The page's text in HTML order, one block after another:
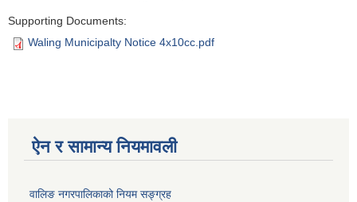
Supporting Documents:
Waling Municipalty Notice 4x10cc.pdf
ऐन र सामान्य नियमावली
वालिङ नगरपालिकाको नियम सङ्ग्रह